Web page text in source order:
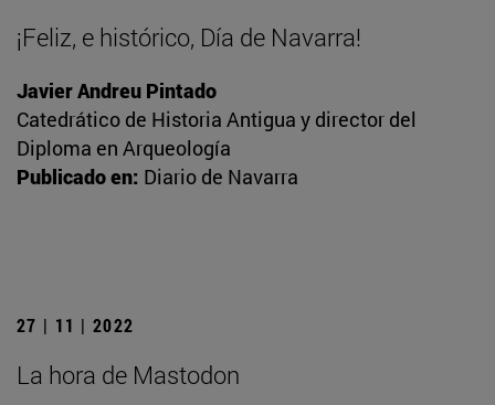
¡Feliz, e histórico, Día de Navarra!
Javier Andreu Pintado
Catedrático de Historia Antigua y director del
Diploma en Arqueología
Publicado en: Diario de Navarra
27 | 11 | 2022
La hora de Mastodon